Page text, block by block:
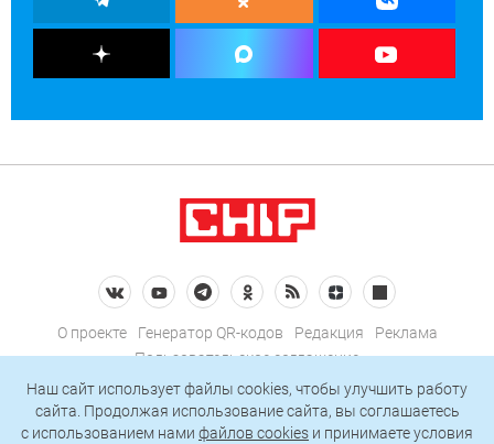
О проекте Генератор QR-кодов Редакция
Реклама
Пользовательское соглашение
Политика конфиденциальности
Подписаться на рассылку
Наш сайт использует файлы cookies, чтобы улучшить работу
сайта. Продолжая использование сайта, вы соглашаетесь
c использованием нами файлов cookies и принимаете условия